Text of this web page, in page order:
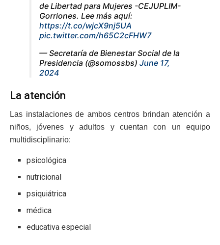
de Libertad para Mujeres -CEJUPLIM-
Gorriones. Lee más aquí:
https://t.co/wjcX9nj5UA
pic.twitter.com/h65C2cFHW7
— Secretaría de Bienestar Social de la
Presidencia (@somossbs) June 17,
2024
La atención
Las instalaciones de ambos centros brindan atención a
niños, jóvenes y adultos y cuentan con un equipo
multidisciplinario:
psicológica
nutricional
psiquiátrica
médica
educativa especial